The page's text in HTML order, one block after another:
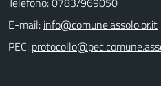
E-mail:
PEC: